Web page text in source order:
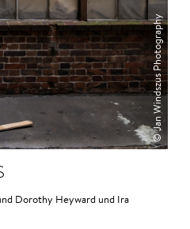
© Jan Windszus Photography
Dorothy Heyward und Ira